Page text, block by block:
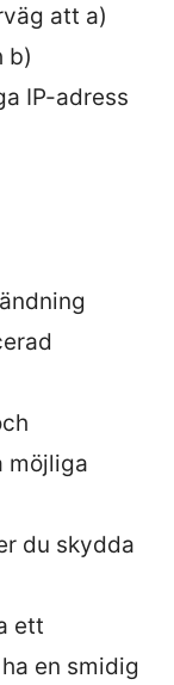
att a)
b)
IP-adress
möjliga
du skydda
ett
en smidig